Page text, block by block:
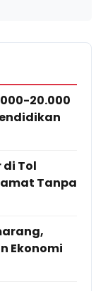
20.000
Tol
Tanpa
Ekonomi